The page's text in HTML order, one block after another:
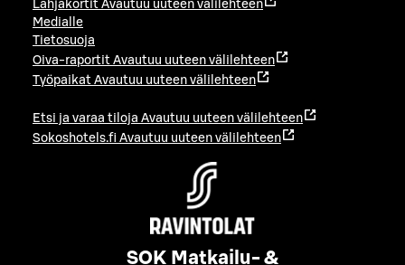
Lahjakortit Avautuu uuteen välilehteen
Medialle
Tietosuoja
Oiva-raportit Avautuu uuteen välilehteen
Työpaikat Avautuu uuteen välilehteen
Etsi ja varaa tiloja Avautuu uuteen välilehteen
Sokoshotels.fi Avautuu uuteen välilehteen
SOK Matkailu- &